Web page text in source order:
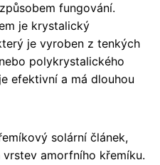
fungování.
je krystalický
je vyroben z tenkých
polykrystalického
efektivní a má dlouhou
solární článek,
amorfního křemíku.